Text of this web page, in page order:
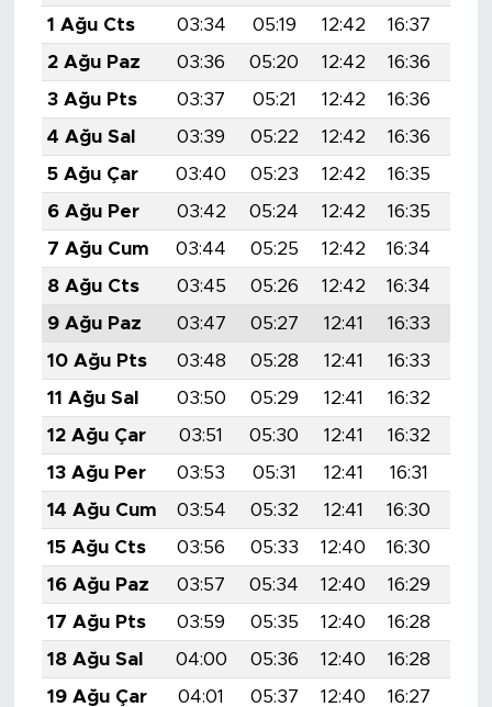
1 Ağu Cts
03:34 05:19 12:42 16:37
2 Ağu Paz
03:36 05:20 12:42 16:36
3 Ağu Pts
03:37 05:21 12:42 16:36
4 Ağu Sal
03:39 05:22 12:42 16:36
5 Ağu Çar
03:40 05:23 12:42 16:35
6 Ağu Per
03:42 05:24 12:42 16:35
7 Ağu Cum
03:44 05:25 12:42 16:34
8 Ağu Cts
03:45 05:26 12:42 16:34
9 Ağu Paz
03:47 05:27 12:41 16:33
10 Ağu Pts
03:48 05:28 12:41 16:33
11 Ağu Sal
03:50 05:29 12:41 16:32
12 Ağu Çar
03:51 05:30 12:41 16:32
13 Ağu Per
03:53 05:31 12:41 16:31
14 Ağu Cum
03:54 05:32 12:41 16:30
15 Ağu Cts
03:56 05:33 12:40 16:30
16 Ağu Paz
03:57 05:34 12:40 16:29
17 Ağu Pts
03:59 05:35 12:40 16:28
18 Ağu Sal
04:00 05:36 12:40 16:28
19 Ağu Çar
04:01 05:37 12:40 16:27